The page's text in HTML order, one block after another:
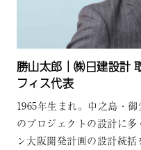
勝山太郎｜㈱日建設計
フィス代表
1965年生まれ。中之島・
のプロジェクトの設計に
ン大阪開発計画の設計統括